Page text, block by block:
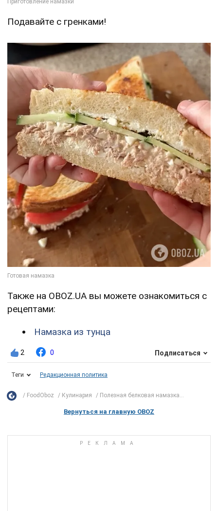
Подавайте с гренками!
Также на OBOZ.UA вы можете ознакомиться с
рецептами:
Намазка из тунца
2 0 Подписаться
Теги Редакционная политика
FoodOboz Кулинария Полезная белковая намазка...
Вернуться на главную OBOZ